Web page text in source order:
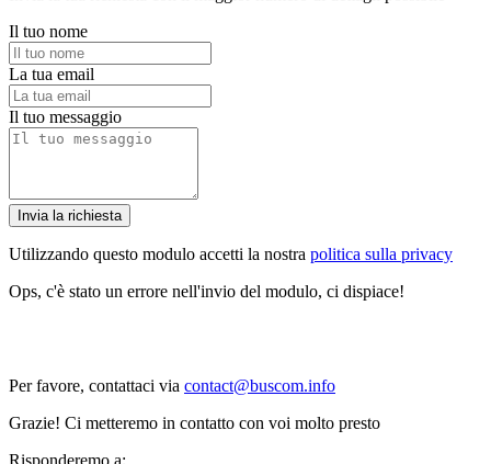
Il tuo nome
La tua email
Il tuo messaggio
Invia la richiesta
Utilizzando questo modulo accetti la nostra politica sulla privacy
Ops, c'è stato un errore nell'invio del modulo, ci dispiace!
Per favore, contattaci via contact@buscom.info
Grazie! Ci metteremo in contatto con voi molto presto
Risponderemo a: